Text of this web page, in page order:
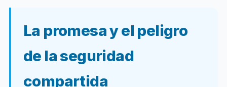
La promesa y el peligro
de la seguridad
compartida